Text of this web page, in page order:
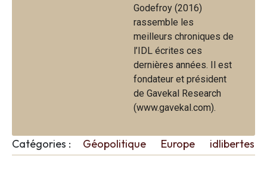
Godefroy (2016)
rassemble les
meilleurs chroniques de
l’IDL écrites ces
dernières années. Il est
fondateur et président
de Gavekal Research
(www.gavekal.com).
Catégories : Géopolitique Europe idlibertes